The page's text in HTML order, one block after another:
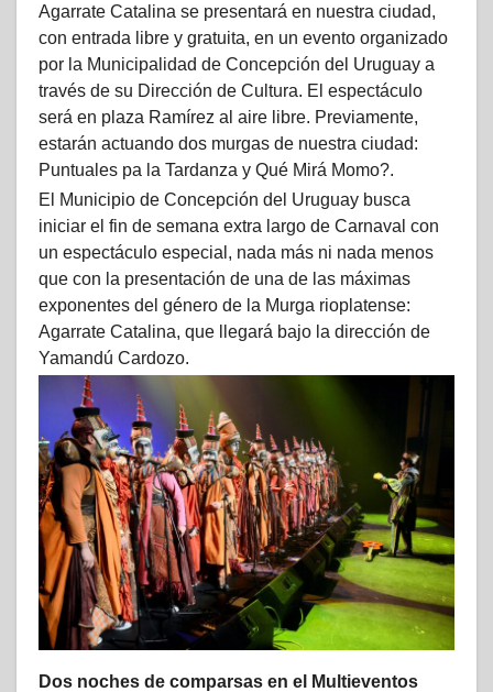
Agarrate Catalina se presentará en nuestra ciudad,
con entrada libre y gratuita, en un evento organizado
por la Municipalidad de Concepción del Uruguay a
través de su Dirección de Cultura. El espectáculo
será en plaza Ramírez al aire libre. Previamente,
estarán actuando dos murgas de nuestra ciudad:
Puntuales pa la Tardanza y Qué Mirá Momo?.
El Municipio de Concepción del Uruguay busca
iniciar el fin de semana extra largo de Carnaval con
un espectáculo especial, nada más ni nada menos
que con la presentación de una de las máximas
exponentes del género de la Murga rioplatense:
Agarrate Catalina, que llegará bajo la dirección de
Yamandú Cardozo.
Dos noches de comparsas en el Multieventos